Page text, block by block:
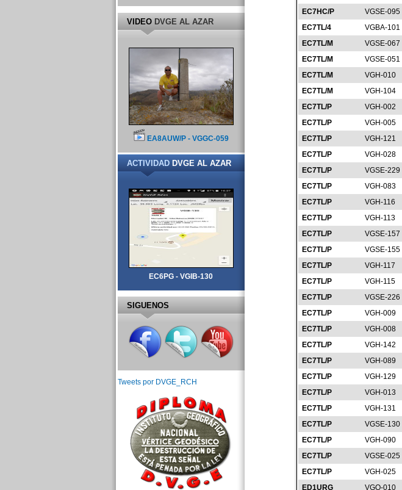
EC7HC/P
VGSE-095
EC7TL/4
VGBA-101
EC7TL/M
VGSE-067
EC7TL/M
VGSE-051
EC7TL/M
VGH-010
EC7TL/M
VGH-104
EC7TL/P
VGH-002
EC7TL/P
VGH-005
EC7TL/P
VGH-121
EC7TL/P
VGH-028
EC7TL/P
VGSE-229
EC7TL/P
VGH-083
EC7TL/P
VGH-116
EC7TL/P
VGH-113
EC7TL/P
VGSE-157
EC7TL/P
VGSE-155
EC7TL/P
VGH-117
EC7TL/P
VGH-115
EC7TL/P
VGSE-226
EC7TL/P
VGH-009
EC7TL/P
VGH-008
EC7TL/P
VGH-142
EC7TL/P
VGH-089
EC7TL/P
VGH-129
EC7TL/P
VGH-013
EC7TL/P
VGH-131
EC7TL/P
VGSE-130
EC7TL/P
VGH-090
EC7TL/P
VGSE-025
EC7TL/P
VGH-025
ED1URG
VGO-010
VIDEODVGE AL AZAR
EA8AUW/P - VGGC-059
ACTIVIDADDVGE AL AZAR
EC6PG - VGIB-130
SIGUENOS
Tweets por DVGE_RCH